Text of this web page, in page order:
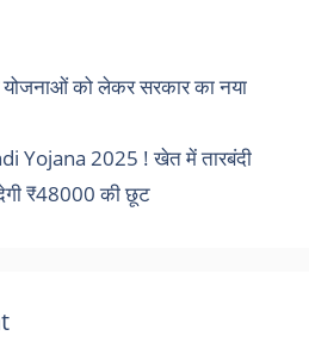
योजनाओं को लेकर सरकार का नया
Yojana 2025 ! खेत में तारबंदी
₹48000 की छूट